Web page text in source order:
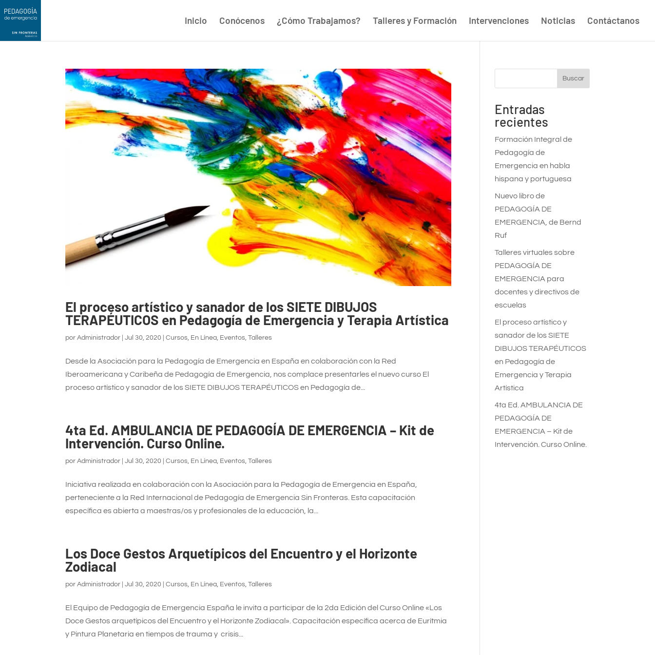
Inicio Conócenos ¿Cómo Trabajamos? Talleres y Formación Intervenciones Noticias Contáctanos
El proceso artístico y sanador de los SIETE DIBUJOS
TERAPÉUTICOS en Pedagogía de Emergencia y Terapia Artística
porAdministrador |Jul 30, 2020 |Cursos, En Línea, Eventos,Talleres
Desde la Asociación para la Pedagogía de Emergencia en España en colaboración con la Red
Iberoamericana y Caribeña de Pedagogía de Emergencia, nos complace presentarles el nuevo curso El
proceso artístico y sanador de los SIETE DIBUJOS TERAPÉUTICOS en Pedagogía de...
4ta Ed. AMBULANCIA DE PEDAGOGÍA DE EMERGENCIA – Kit de
Intervención. Curso Online.
porAdministrador |Jul 30, 2020 |Cursos, En Línea, Eventos,Talleres
Iniciativa realizada en colaboración con la Asociación para la Pedagogía de Emergencia en España,
perteneciente a la Red Internacional de Pedagogía de Emergencia Sin Fronteras. Esta capacitación
específica es abierta a maestras/os y profesionales de la educación, la...
Los Doce Gestos Arquetípicos del Encuentro y el Horizonte
Zodiacal
porAdministrador |Jul 30, 2020 |Cursos, En Línea, Eventos,Talleres
El Equipo de Pedagogía de Emergencia España le invita a participar de la 2da Edición del Curso Online «Los
Doce Gestos arquetípicos del Encuentro y el Horizonte Zodiacal». Capacitación específica acerca de Eurítmia
y Pintura Planetaria en tiempos de trauma y crisis...
Buscar
Entradas
recientes
Formación Integral de
Pedagogía de
Emergencia en habla
hispana y portuguesa
Nuevo libro de
PEDAGOGÍA DE
EMERGENCIA, de Bernd
Ruf
Talleres virtuales sobre
PEDAGOGÍA DE
EMERGENCIA para
docentes y directivos de
escuelas
El proceso artístico y
sanador de los SIETE
DIBUJOS TERAPÉUTICOS
en Pedagogía de
Emergencia y Terapia
Artística
4ta Ed. AMBULANCIA DE
PEDAGOGÍA DE
EMERGENCIA – Kit de
Intervención. Curso Online.